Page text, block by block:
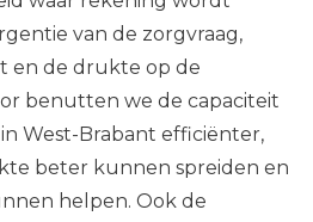
van de zorgvraag,
en de drukte op de
benutten we de capaciteit
West-Brabant efficiënter,
beter kunnen spreiden en
helpen. Ook de